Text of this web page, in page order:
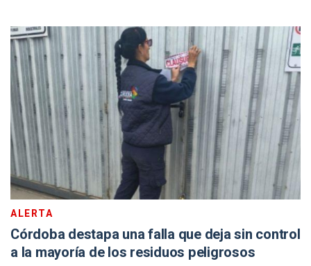
ALERTA
Córdoba destapa una falla que deja sin control
a la mayoría de los residuos peligrosos